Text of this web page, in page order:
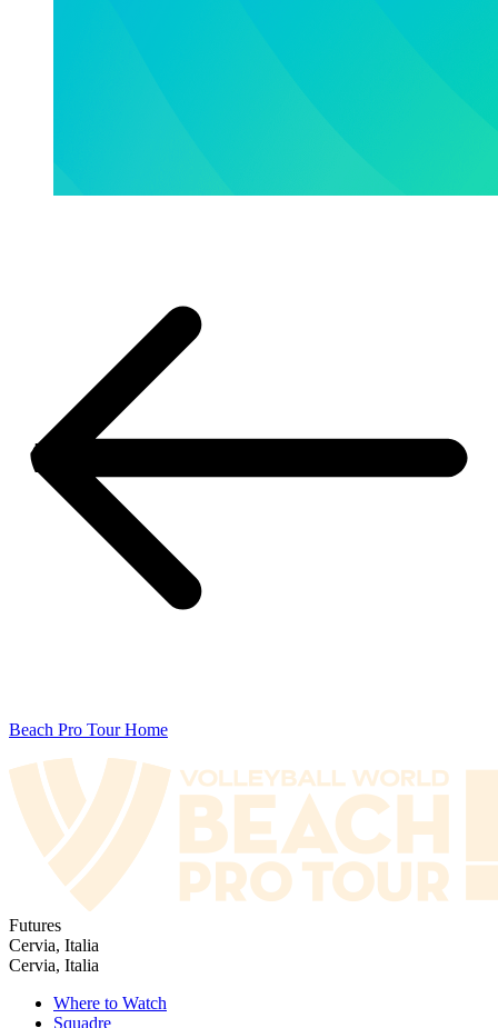
Beach Pro Tour Home
Futures
Cervia, Italia
Cervia, Italia
Where to Watch
Squadre